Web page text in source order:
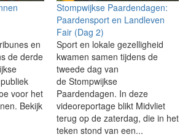
en
de derde
voor het
Bekijk
Stompwijkse Paardendagen:
Paardensport en Landleven
Fair (Dag 2)
Sport en lokale gezelligheid
kwamen samen tijdens de
tweede dag van
de Stompwijkse
Paardendagen. In deze
videoreportage blikt Midvliet
terug op de zaterdag, die in het
teken stond van een...